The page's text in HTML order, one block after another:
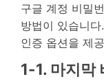
구글 계정 비밀
방법이 있습니
인증 옵션을 제
1-1. 마지막